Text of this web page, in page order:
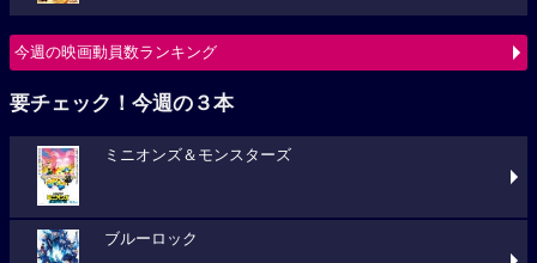
今週の映画動員数ランキング
要チェック！今週の３本
ミニオンズ＆モンスターズ
ブルーロック